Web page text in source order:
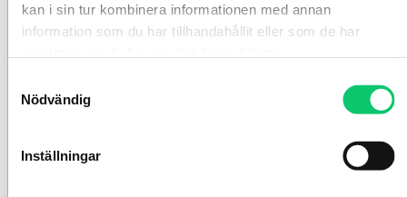
kan i sin tur kombinera informationen med annan
information som du har tillhandahållit eller som de har
Nödvändig
Inställningar